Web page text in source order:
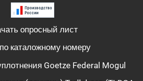
опросный лист
каталожному номеру
Goetze Federal Mogul